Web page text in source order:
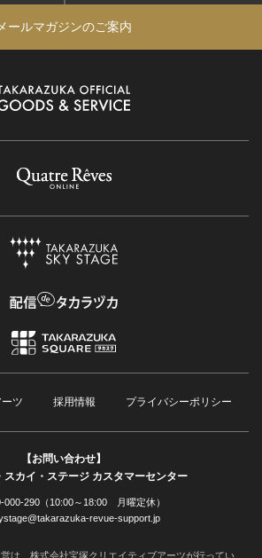
メールマガジンのご案内
ツ 採用情報 プライバシーポリシー
【お問い合わせ】
スカイ・ステージ カスタマーセンター
000-290（10:00～18:00 月曜定休）
revue-support.jp
は、株式会社宝塚クリエイティブアーツが行ってい